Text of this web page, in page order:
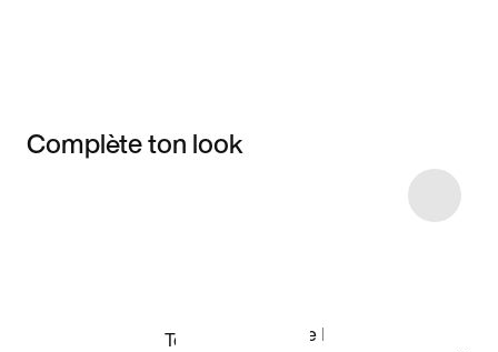
Complète ton look